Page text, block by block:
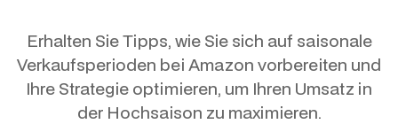
Erhalten Sie Tipps, wie Sie sich auf saisonale
Verkaufsperioden bei Amazon vorbereiten und
Ihre Strategie optimieren, um Ihren Umsatz in
der Hochsaison zu maximieren.